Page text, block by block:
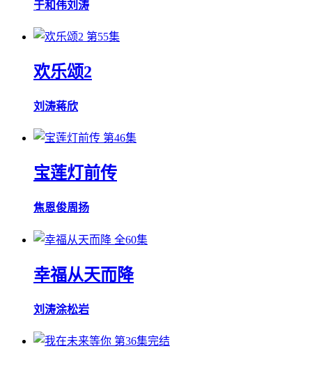
于和伟刘涛
第55集
欢乐颂2
刘涛蒋欣
第46集
宝莲灯前传
焦恩俊周扬
全60集
幸福从天而降
刘涛涂松岩
第36集完结